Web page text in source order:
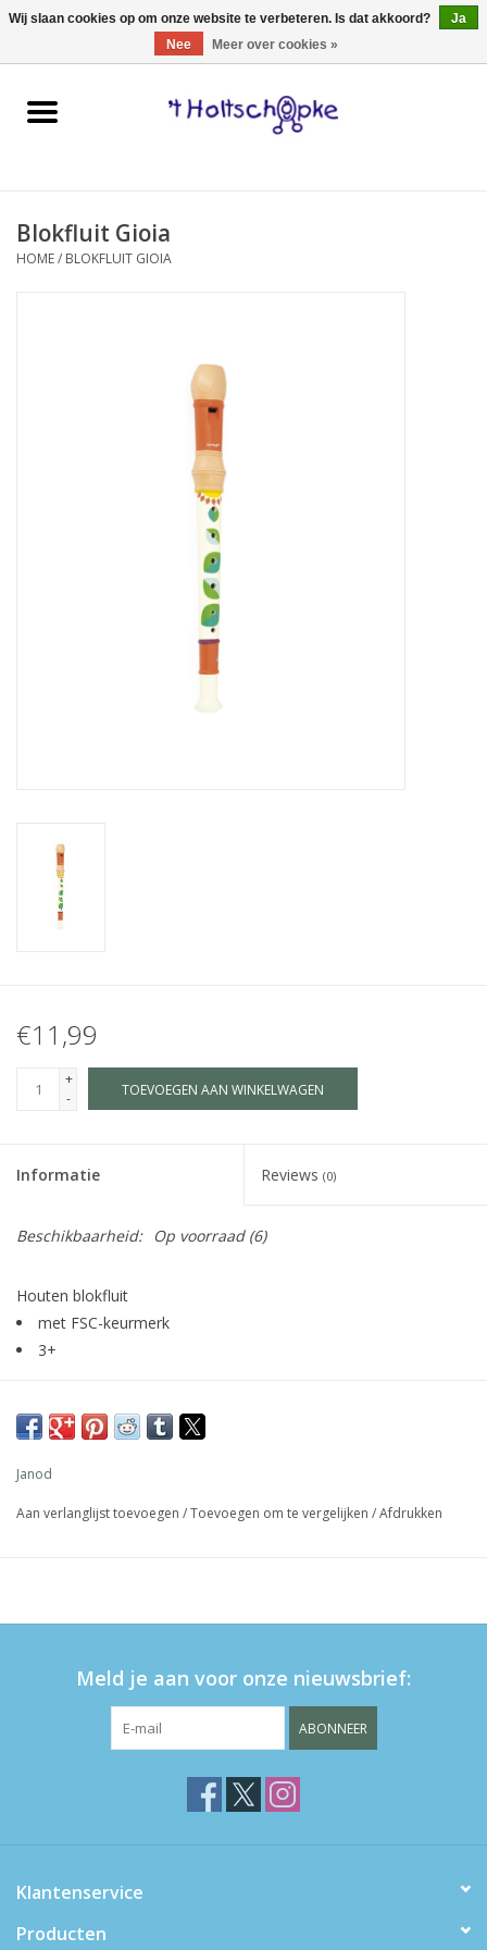
0 Artikelen - €0,00
Home
spellen
Blokfluit Gioia
HOME/ BLOKFLUIT GIOIA
€11,99
+
-
TOEVOEGEN AAN WINKELWAGEN
Informatie Reviews (0)
Beschikbaarheid: Op voorraad(6)
Houten blokfluit
met FSC-keurmerk
3+
Janod
Aan verlanglijst toevoegen /Toevoegen om te vergelijken /Afdrukken
Meld je aan voor onze nieuwsbrief:
ABONNEER
Klantenservice
Producten
Wij slaan cookies op om onze website te verbeteren. Is dat akkoord?
Ja
Nee
Meer over cookies »